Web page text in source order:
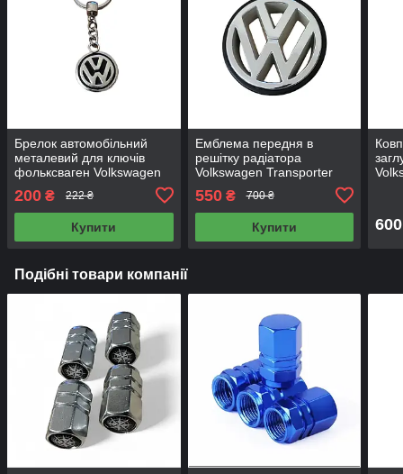
Брелок автомобільний
металевий для ключів
фольксваген Volkswagen
200 ₴ 222 ₴
Купити
Емблема передня в
решітку радіатора
Volkswagen Transporter
Т4,Golf 3, Passat B3, 109
мм ЗА0 853 600Х
550₴ 700 ₴
Купити 600
Подібні товари компанії